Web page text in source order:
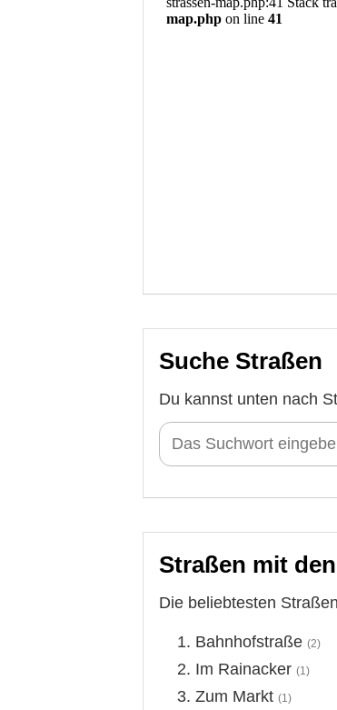
Suche Straßen
Du kannst unten nach
Straßen mit
Die beliebtesten
Bahnhofstraße (2)
Im Rainacker (1)
Zum Markt (1)